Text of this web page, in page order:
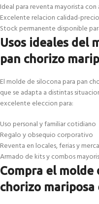
Ideal para reventa mayorista
Excelente relacion calidad-precio
Stock permanente disponible
Usos ideales del
pan chorizo
El molde de silocona para pan
que se adapta a distintas
excelente eleccion para:
Uso personal y familiar cotidiano
Regalo y obsequio corporativo
Reventa en locales, ferias y
Armado de kits y combos
Compra el molde
chorizo mariposa